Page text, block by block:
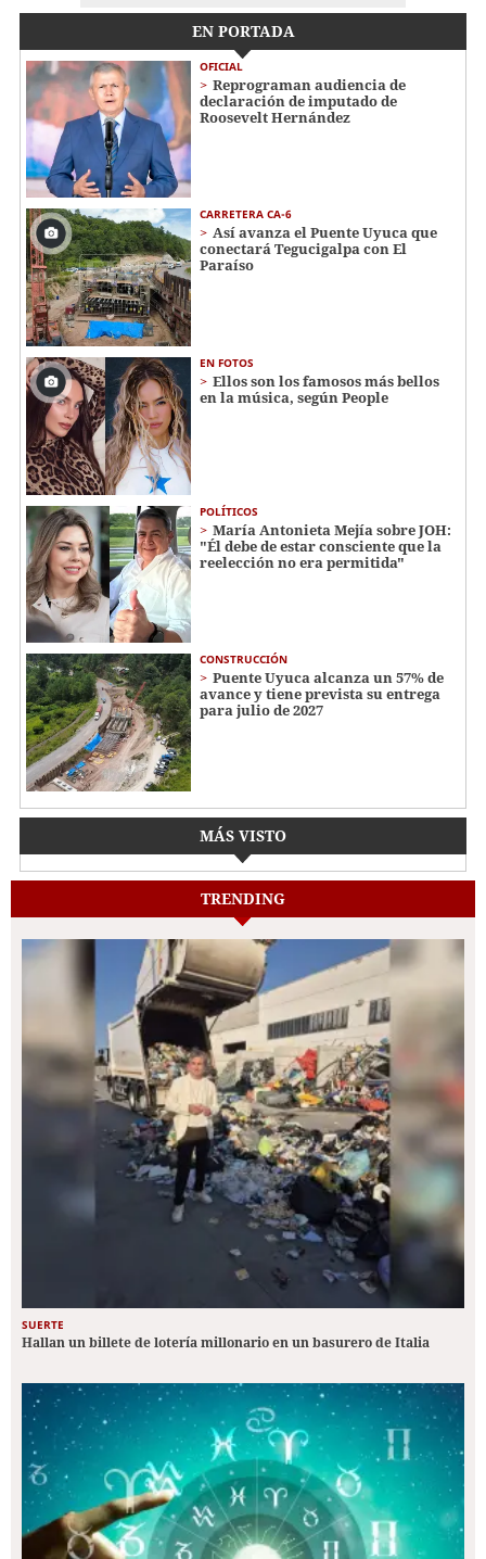
EN PORTADA
OFICIAL
Reprograman audiencia de
declaración de imputado de
Roosevelt Hernández
CARRETERA CA-6
Así avanza el Puente Uyuca que
conectará Tegucigalpa con El
Paraíso
EN FOTOS
Ellos son los famosos más bellos
en la música, según People
POLÍTICOS
María Antonieta Mejía sobre JOH:
"Él debe de estar consciente que la
reelección no era permitida"
CONSTRUCCIÓN
Puente Uyuca alcanza un 57% de
avance y tiene prevista su entrega
para julio de 2027
MÁS VISTO
TRENDING
SUERTE
Hallan un billete de lotería millonario en un basurero de Italia